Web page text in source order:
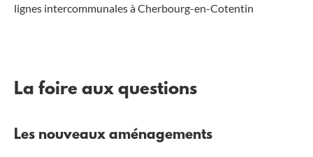
lignes intercommunales à Cherbourg-en-Cotentin
La foire aux questions
Les nouveaux aménagements